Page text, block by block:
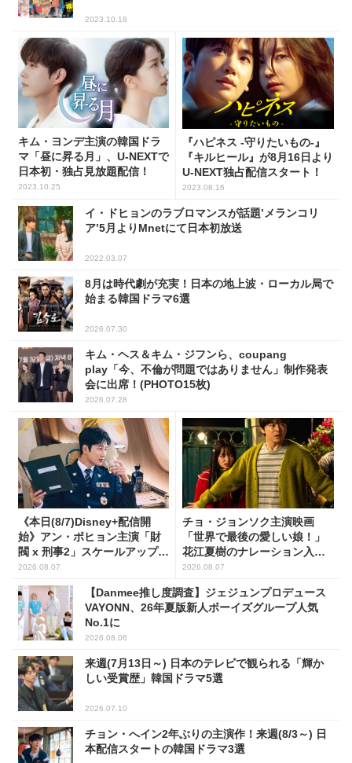
2023.10.18
キム・ヨンデ主演の韓国ドラ
マ「昼に昇る月」、U-NEXTで
日本初・独占見放題配信！
2023.10.25
『ハピネス -守りたいもの-』
『キルヒール』が8月16日より
U-NEXT独占配信スタート！
2023.08.16
イ・ドヒョンのラブロマンスが話題’メランコリ
ア’5月よりMnetにて日本初放送
2022.03.07
8月は時代劇が充実！日本の地上波・ローカル局で
始まる韓国ドラマ6選
2026.07.30
キム・ヘス＆キム・ジフンら、coupang
play「今、不倫が問題ではありません」制作発表
会に出席！(PHOTO15枚)
2026.07.28
《本日(8/7)Disney+配信開
始》アン・ボヒョン主演「財
閥 x 刑事2」スケールアップし
たFLEX捜査に注目
2026.08.07
チョ・ジョンソク主演映画
「世界で最後の愛しい娘！」
花江夏樹のナレーション入り
予告映像解禁！
2026.08.07
【Danmee推し度調査】ジェジュンプロデュース
VAYONN、26年夏版新人ボーイズグループ人気
No.1に
2026.08.06
来週(7月13日～) 日本のテレビで観られる「輝か
しい受賞歴」韓国ドラマ5選
2026.07.10
チョン・へイン2年ぶりの主演作！来週(8/3～) 日
本配信スタートの韓国ドラマ3選